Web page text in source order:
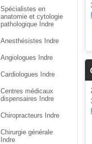
Spécialistes en
anatomie et cytologie
pathologique Indre
Anesthésistes Indre
Angiologues Indre
Cardiologues Indre
Centres médicaux
dispensaires Indre
Chiropracteurs Indre
Chirurgie générale
Indre